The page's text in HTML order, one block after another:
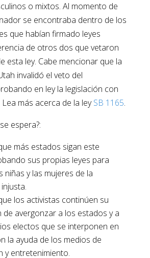
o mixtos. Al momento de
se encontraba dentro de los
que habían firmado leyes
de otros dos que vetaron
esta ley. Cabe mencionar que la
invalidó el veto del
en ley la legislación con
más acerca de la leySB 1165.
espera?:
más estados sigan este
sus propias leyes para
niñas y las mujeres de la
los activistas continúen su
avergonzar a los estados y a
electos que se interponen en
la ayuda de los medios de
y entretenimiento.